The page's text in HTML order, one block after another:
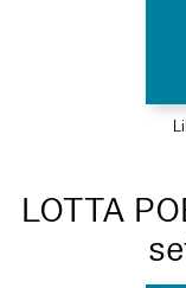
LOTTA